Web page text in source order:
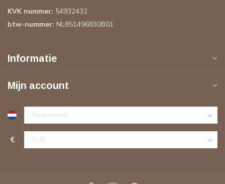
KVK nummer: 54932432
btw-nummer: NL851496830B01
Informatie
Mijn account
€